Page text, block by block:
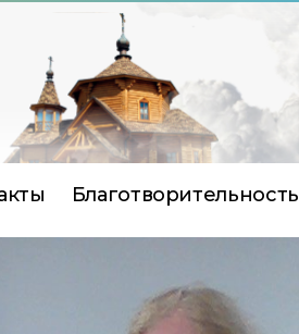
Благотворительность